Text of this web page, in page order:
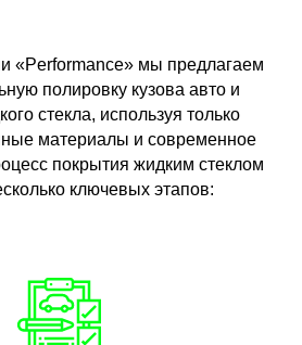
«Performance» мы предлагаем
полировку кузова авто и
стекла, используя только
материалы и современное
покрытия жидким стеклом
ключевых этапов: